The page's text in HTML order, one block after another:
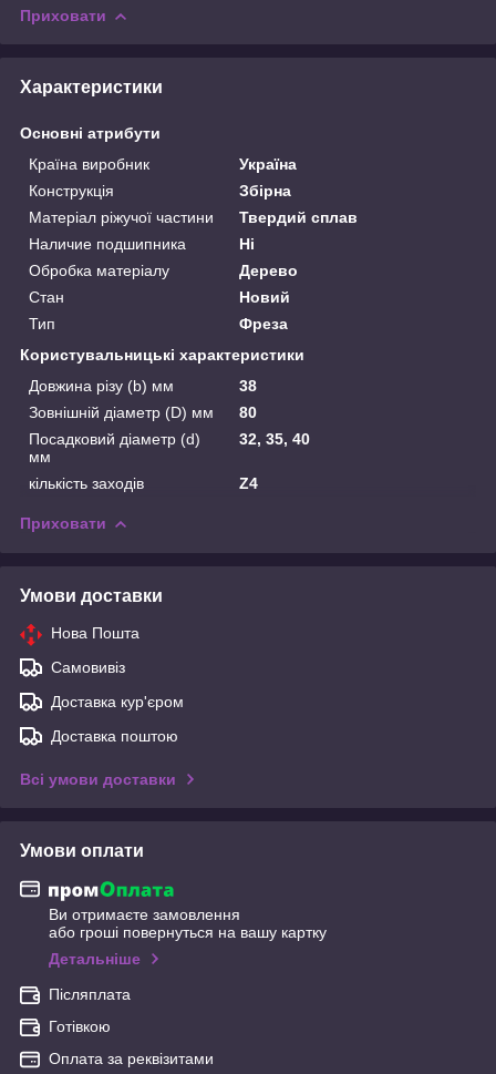
Приховати
Характеристики
Основні атрибути
Країна виробник
Україна
Конструкція
Збірна
Матеріал ріжучої частини
Твердий сплав
Наличие подшипника
Ні
Обробка матеріалу
Дерево
Стан
Новий
Тип
Фреза
Користувальницькі характеристики
Довжина різу (b) мм
38
Зовнішній діаметр (D) мм
80
Посадковий діаметр (d)
мм
32, 35, 40
кількість заходів Z4
Приховати
Умови доставки
Нова Пошта
Самовивіз
Доставка кур'єром
Доставка поштою
Всі умови доставки
Умови оплати
Ви отримаєте замовлення
або гроші повернуться на вашу картку
Детальніше
Післяплата
Готівкою
Оплата за реквізитами